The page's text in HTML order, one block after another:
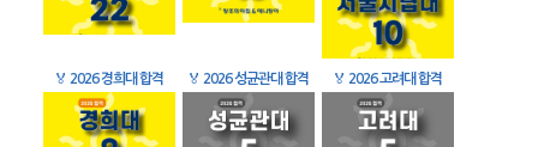
🏅 2026 경희대 합격 🏅 2026 성균관대 합격 🏅 2026 고려대 합격